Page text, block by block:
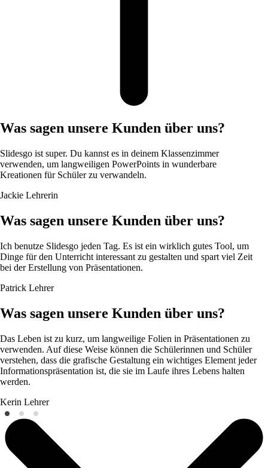
Was sagen unsere Kunden über uns?
Slidesgo ist super. Du kannst es in deinem Klassenzimmer
verwenden, um langweiligen PowerPoints in wunderbare
Kreationen für Schüler zu verwandeln.
Jackie Lehrerin
Was sagen unsere Kunden über uns?
Ich benutze Slidesgo jeden Tag. Es ist ein wirklich gutes Tool, um
Dinge für den Unterricht interessant zu gestalten und spart viel Zeit
bei der Erstellung von Präsentationen.
Patrick Lehrer
Was sagen unsere Kunden über uns?
Das Leben ist zu kurz, um langweilige Folien in Präsentationen zu
verwenden. Auf diese Weise können die Schülerinnen und Schüler
verstehen, dass die grafische Gestaltung ein wichtiges Element jeder
Informationspräsentation ist, die sie im Laufe ihres Lebens halten
werden.
Kerin Lehrer